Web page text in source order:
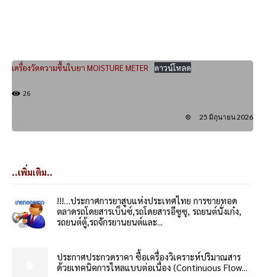
เครื่องวัดความชื้นใบยา MOISTURE METER ดาวน์โหลด
26
25 มิถุนายน 2026
..เพิ่มเติม..
!!!…ประกาศการยาสูบแห่งประเทศไทย การขายทอด
ตลาดรถโดยสารเบ็นซ์,รถโดยสารอีซูซุ, รถยนต์นั่งเก๋ง,
รถยนต์ตู้,รถจักรยานยนต์และ...
ประกาศประกวดราคา ซื้อเครื่องวิเคราะห์ปริมาณสาร
ด้วยเทคนิคการไหลแบบต่อเนื่อง (Continuous Flow...